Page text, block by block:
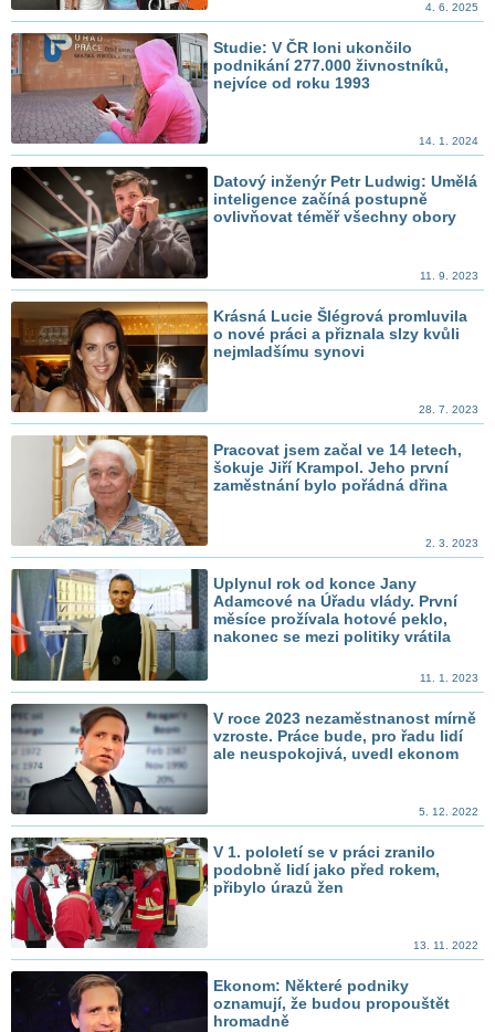
4. 6. 2025
Studie: V ČR loni ukončilo
podnikání 277.000 živnostníků,
nejvíce od roku 1993
14. 1. 2024
Datový inženýr Petr Ludwig: Umělá
inteligence začíná postupně
ovlivňovat téměř všechny obory
11. 9. 2023
Krásná Lucie Šlégrová promluvila
o nové práci a přiznala slzy kvůli
nejmladšímu synovi
28. 7. 2023
Pracovat jsem začal ve 14 letech,
šokuje Jiří Krampol. Jeho první
zaměstnání bylo pořádná dřina
2. 3. 2023
Uplynul rok od konce Jany
Adamcové na Úřadu vlády. První
měsíce prožívala hotové peklo,
nakonec se mezi politiky vrátila
11. 1. 2023
V roce 2023 nezaměstnanost mírně
vzroste. Práce bude, pro řadu lidí
ale neuspokojivá, uvedl ekonom
5. 12. 2022
V 1. pololetí se v práci zranilo
podobně lidí jako před rokem,
přibylo úrazů žen
13. 11. 2022
Ekonom: Některé podniky
oznamují, že budou propouštět
hromadně